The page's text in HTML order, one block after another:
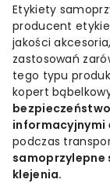
Etykiety
producent
jakości
zastosowań
tego typu
kopert
informacyjnymi
podczas
samoprzylepne
klejenia.